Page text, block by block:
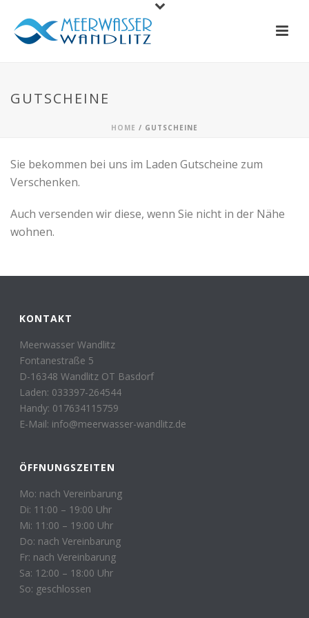
GUTSCHEINE
HOME / GUTSCHEINE
Sie bekommen bei uns im Laden Gutscheine zum
Verschenken.
Auch versenden wir diese, wenn Sie nicht in der Nähe
wohnen.
KONTAKT
Meerwasser Wandlitz
Fontanestraße 5
D-16348 Wandlitz OT Basdorf
Laden: 033397-264544
Handy: 017634115759
E-Mail: info@meerwasser-wandlitz.de
ÖFFNUNGSZEITEN
Mo: nach Vereinbarung
Di: 11:00 – 19:00 Uhr
Mi: 11:00 – 19:00 Uhr
Do: nach Vereinbarung
Fr: nach Vereinbarung
Sa: 12:00 – 18:00 Uhr
So: geschlossen